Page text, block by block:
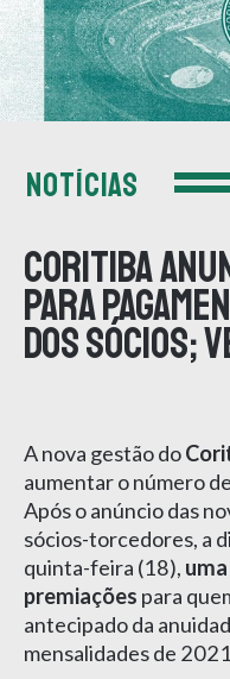
NOTÍCIAS
Coritiba
para
dos sócios;
A nova gestão do
aumentar o número
Após o anúncio das
sócios-torcedores, a
quinta-feira (18),
premiações para
antecipado da
mensalidades de